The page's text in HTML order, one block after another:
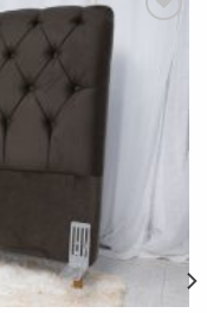
Adicionar